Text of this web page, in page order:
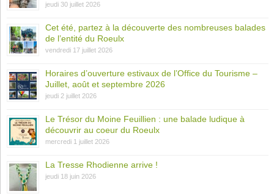
jeudi 30 juillet 2026
Cet été, partez à la découverte des nombreuses balades
de l’entité du Roeulx
vendredi 17 juillet 2026
Horaires d’ouverture estivaux de l’Office du Tourisme –
Juillet, août et septembre 2026
jeudi 2 juillet 2026
Le Trésor du Moine Feuillien : une balade ludique à
découvrir au coeur du Roeulx
mercredi 1 juillet 2026
La Tresse Rhodienne arrive !
jeudi 18 juin 2026